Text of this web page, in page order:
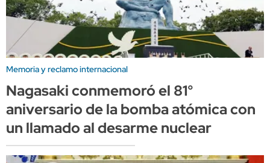
Memoria y reclamo internacional
Nagasaki conmemoró el 81°
aniversario de la bomba atómica con
un llamado al desarme nuclear